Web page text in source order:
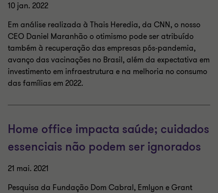
10 jan. 2022
Em análise realizada à Thais Heredia, da CNN, o nosso
CEO Daniel Maranhão o otimismo pode ser atribuído
também à recuperação das empresas pós-pandemia,
avanço das vacinações no Brasil, além da expectativa em
investimento em infraestrutura e na melhoria no consumo
das famílias em 2022.
Home office impacta saúde; cuidados
essenciais não podem ser ignorados
21 mai. 2021
Pesquisa da Fundação Dom Cabral, Emlyon e Grant